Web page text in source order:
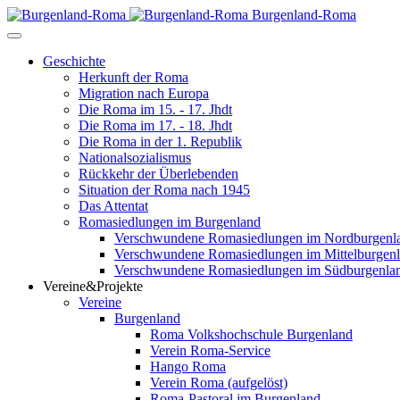
Burgenland-Roma
Geschichte
Herkunft der Roma
Migration nach Europa
Die Roma im 15. - 17. Jhdt
Die Roma im 17. - 18. Jhdt
Die Roma in der 1. Republik
Nationalsozialismus
Rückkehr der Überlebenden
Situation der Roma nach 1945
Das Attentat
Romasiedlungen im Burgenland
Verschwundene Romasiedlungen im
Verschwundene Romasiedlungen im
Verschwundene Romasiedlungen im
Vereine&Projekte
Vereine
Burgenland
Roma Volkshochschule Burgenland
Verein Roma-Service
Hango Roma
Verein Roma (aufgelöst)